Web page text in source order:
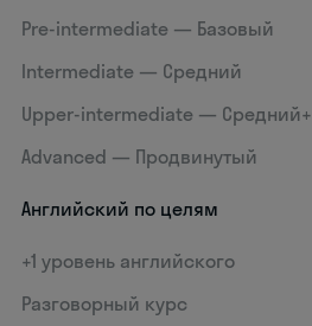
Pre-intermediate — Базовый
Intermediate — Средний
Upper-intermediate — Средний+
Advanced — Продвинутый
Английский по целям
+1 уровень английского
Разговорный курс